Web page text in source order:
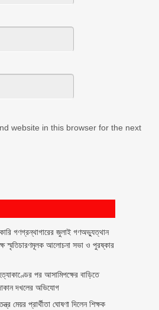
website in this browser for the next
গণগ্রন্থাগারের জুলাই গণঅভ্যুত্থান
স্মৃতিচারণমূলক আলোচনা সভা ও পুরষ্কার
পর আসামিপক্ষের বাড়িতে
দখলের অভিযোগ
মেয়র প্রার্থীতা ঘোষণা দিলেন শিক্ষক